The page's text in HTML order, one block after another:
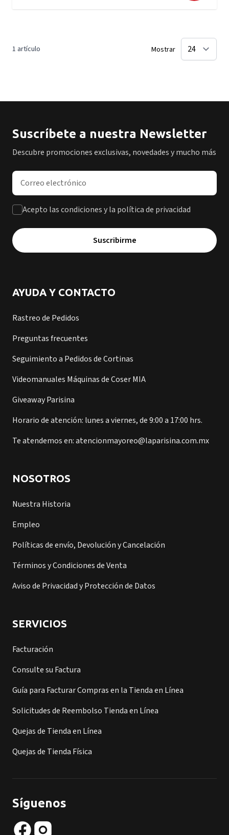
1 artículo Mostrar
Suscríbete a nuestra Newsletter
Descubre promociones exclusivas, novedades y mucho más
Dirección de correo electrónico
Acepto las condiciones y la política de privacidad
Suscribirme
AYUDA Y CONTACTO
Rastreo de Pedidos
Preguntas frecuentes
Seguimiento a Pedidos de Cortinas
Videomanuales Máquinas de Coser MIA
Giveaway Parisina
Horario de atención: lunes a viernes, de 9:00 a 17:00 hrs.
Te atendemos en: atencionmayoreo@laparisina.com.mx
NOSOTROS
Nuestra Historia
Empleo
Políticas de envío, Devolución y Cancelación
Términos y Condiciones de Venta
Aviso de Privacidad y Protección de Datos
SERVICIOS
Facturación
Consulte su Factura
Guía para Facturar Compras en la Tienda en Línea
Solicitudes de Reembolso Tienda en Línea
Quejas de Tienda en Línea
Quejas de Tienda Física
Síguenos